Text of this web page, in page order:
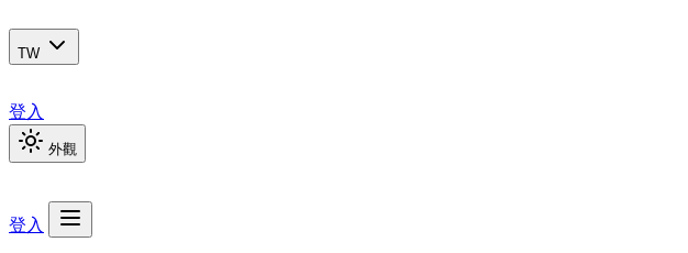
TW
登入
外觀
登入